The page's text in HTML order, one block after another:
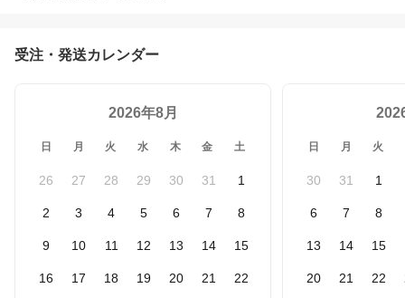
受注・発送カレンダー
2026年8月
日 月 火 水 木 金 土
26 27 28 29 30 31 1
2 3 4 5 6 7 8
9 10 11 12 13 14 15
16 17 18 19 20 21 22
日 月 火
30 31 1
6 7 8
13 14 15
20 21 22